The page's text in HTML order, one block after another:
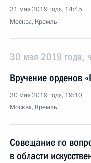
31 мая 2019 года, 14:45
Москва, Кремль
30 мая 2019 года,
Вручение орденов
30 мая 2019 года, 19:10
Москва, Кремль
Совещание по
в области